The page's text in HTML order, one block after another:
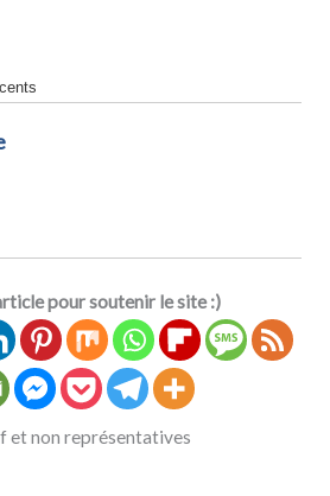
pour soutenir le site :)
et non représentatives